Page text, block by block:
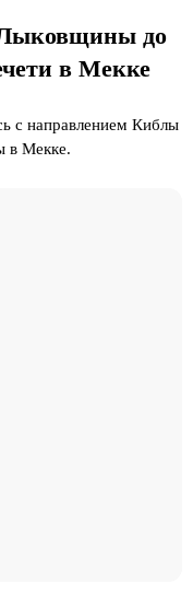
до
в Мекке
с направлением Киблы
в Мекке.